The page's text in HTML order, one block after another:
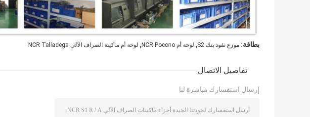
بطاقة: موزع نقود بنك S2 , لوحة أم NCR Pocono , لوحة أم ماكينة الصراف الآلي NCR Talladega
تفاصيل الاتصال
إرسال استفسارك مباشرة لنا